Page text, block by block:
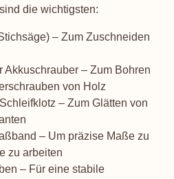
die wichtigsten:
– Zum Zuschneiden
Akkuschrauber – Zum Bohren
von Holz
– Zum Glätten von
– Um präzise Maße zu
zu arbeiten
– Für eine stabile